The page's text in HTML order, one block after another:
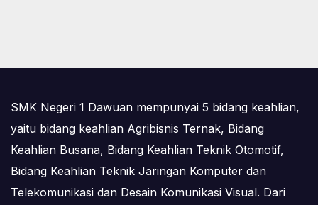
SMK Negeri 1 Dawuan mempunyai 5 bidang keahlian,
yaitu bidang keahlian Agribisnis Ternak, Bidang
Keahlian Busana, Bidang Keahlian Teknik Otomotif,
Bidang Keahlian Teknik Jaringan Komputer dan
Telekomunikasi dan Desain Komunikasi Visual. Dari